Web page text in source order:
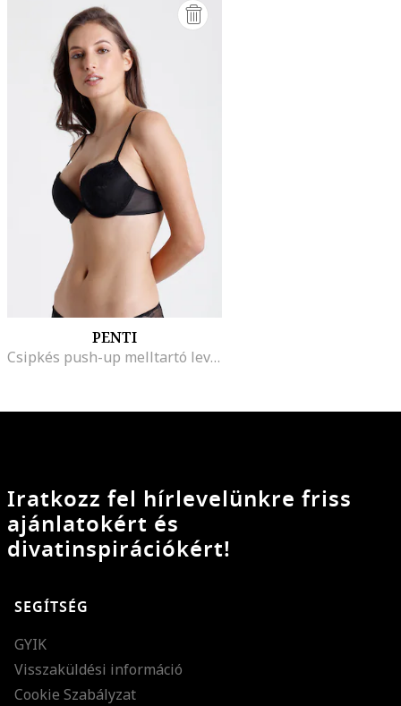
PENTI
Csipkés push-up melltartó levehető pántokkal, Fekete
Iratkozz fel hírlevelünkre friss
ajánlatokért és
divatinspirációkért!
SEGÍTSÉG
GYIK
Visszaküldési információ
Cookie Szabályzat